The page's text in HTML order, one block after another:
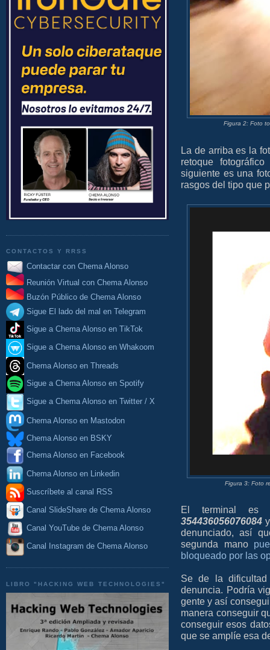
CONTACTOS Y RRSS
Contactar con Chema Alonso
Reunión Virtual con Chema Alonso
Buzón Público de Chema Alonso
Sigue El lado del mal en Telegram
Sigue a Chema Alonso en TikTok
Sigue a Chema Alonso en Whakoom
Chema Alonso en Threads
Sigue a Chema Alonso en Spotify
Sigue a Chema Alonso en Twitter / X
Chema Alonso en Mastodon
Chema Alonso en BSKY
Chema Alonso en Facebook
Chema Alonso en Linkedin
Suscríbete al canal RSS
Canal SlideShare de Chema Alonso
Canal YouTube de Chema Alonso
Canal Instagram de Chema Alonso
LIBRO "HACKING WEB TECHNOLOGIES"
Figura 2: Foto
La de arriba es la
retoque
siguiente es una
rasgos del tipo que
Figura 3: Foto
El terminal
354436056076084
denunciado, así
segunda mano
bloqueado por las
Se de la
denuncia. Podría
gente y así
manera conseguir
conseguir esos
que se amplíe esa